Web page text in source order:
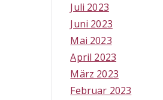
Juli 2023
Juni 2023
Mai 2023
April 2023
März 2023
Februar 2023